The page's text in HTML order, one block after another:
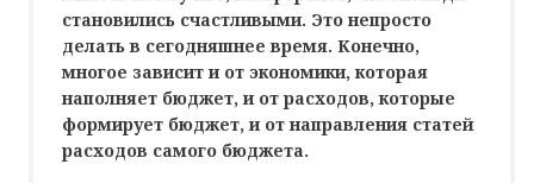
становились счастливыми. Это непросто
делать в сегодняшнее время. Конечно,
многое зависит и от экономики, которая
наполняет бюджет, и от расходов, которые
формирует бюджет, и от направления статей
расходов самого бюджета.